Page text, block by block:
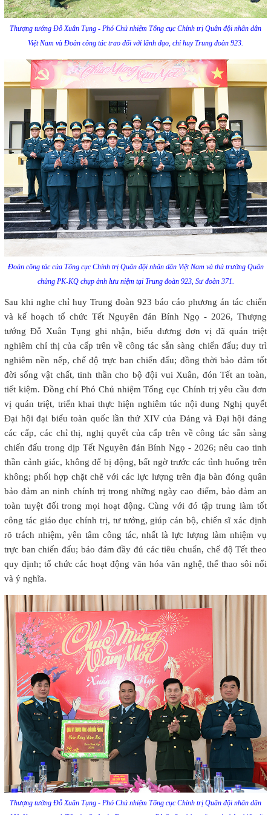
Thượng tướng Đỗ Xuân Tụng - Phó Chủ nhiệm Tổng cục Chính trị Quân đội nhân dân
Việt Nam và Đoàn công tác trao đổi với lãnh đạo, chỉ huy Trung đoàn 923.
Đoàn công tác của Tổng cục Chính trị Quân đội nhân dân Việt Nam và thủ trưởng Quân
chủng PK-KQ chụp ảnh lưu niệm tại Trung đoàn 923, Sư đoàn 371.
Sau khi nghe chỉ huy Trung đoàn 923 báo cáo phương án tác chiến
và kế hoạch tổ chức Tết Nguyên đán Bính Ngọ - 2026, Thượng
tướng Đỗ Xuân Tụng ghi nhận, biểu dương đơn vị đã quán triệt
nghiêm chỉ thị của cấp trên về công tác sẵn sàng chiến đấu; duy trì
nghiêm nền nếp, chế độ trực ban chiến đấu; đồng thời bảo đảm tốt
đời sống vật chất, tinh thần cho bộ đội vui Xuân, đón Tết an toàn,
tiết kiệm. Đồng chí Phó Chủ nhiệm Tổng cục Chính trị yêu cầu đơn
vị quán triệt, triển khai thực hiện nghiêm túc nội dung Nghị quyết
Đại hội đại biểu toàn quốc lần thứ XIV của Đảng và Đại hội đảng
các cấp, các chỉ thị, nghị quyết của cấp trên về công tác sẵn sàng
chiến đấu trong dịp Tết Nguyên đán Bính Ngọ - 2026; nêu cao tinh
thần cảnh giác, không để bị động, bất ngờ trước các tình huống trên
không; phối hợp chặt chẽ với các lực lượng trên địa bàn đóng quân
bảo đảm an ninh chính trị trong những ngày cao điểm, bảo đảm an
toàn tuyệt đối trong mọi hoạt động. Cùng với đó tập trung làm tốt
công tác giáo dục chính trị, tư tưởng, giúp cán bộ, chiến sĩ xác định
rõ trách nhiệm, yên tâm công tác, nhất là lực lượng làm nhiệm vụ
trực ban chiến đấu; bảo đảm đầy đủ các tiêu chuẩn, chế độ Tết theo
quy định; tổ chức các hoạt động văn hóa văn nghệ, thể thao sôi nổi
và ý nghĩa.
Thượng tướng Đỗ Xuân Tụng - Phó Chủ nhiệm Tổng cục Chính trị Quân đội nhân dân